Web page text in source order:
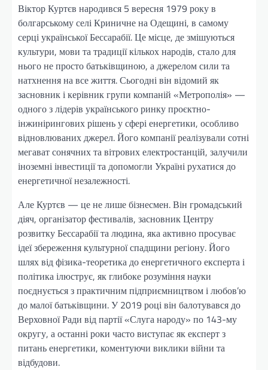
Віктор Куртєв народився 5 вересня 1979 року в
болгарському селі Криничне на Одещині, в самому
серці української Бессарабії. Це місце, де змішуються
культури, мови та традиції кількох народів, стало для
нього не просто батьківщиною, а джерелом сили та
натхнення на все життя. Сьогодні він відомий як
засновник і керівник групи компаній «Метрополія» —
одного з лідерів українського ринку проєктно-
інжинірингових рішень у сфері енергетики, особливо
відновлюваних джерел. Його компанії реалізували сотні
мегават сонячних та вітрових електростанцій, залучили
іноземні інвестиції та допомогли Україні рухатися до
енергетичної незалежності.
Але Куртєв — це не лише бізнесмен. Він громадський
діяч, організатор фестивалів, засновник Центру
розвитку Бессарабії та людина, яка активно просуває
ідеї збереження культурної спадщини регіону. Його
шлях від фізика-теоретика до енергетичного експерта і
політика ілюструє, як глибоке розуміння науки
поєднується з практичним підприємництвом і любов’ю
до малої батьківщини. У 2019 році він балотувався до
Верховної Ради від партії «Слуга народу» по 143-му
округу, а останні роки часто виступає як експерт з
питань енергетики, коментуючи виклики війни та
відбудови.